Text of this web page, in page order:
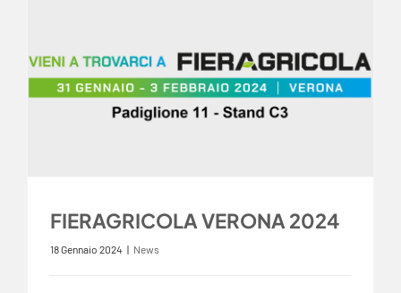
FIERAGRICOLA VERONA 2024
18 Gennaio 2024 | News